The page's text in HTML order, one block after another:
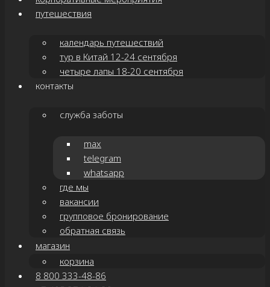
путешествия
календарь путешествий
тур в Китай 12-24 сентября
четыре лапы 18-20 сентября
контакты
служба заботы
max
telegram
whatsapp
где мы
вакансии
групповое бронирование
обратная связь
магазин
корзина
8 800 333-48-86